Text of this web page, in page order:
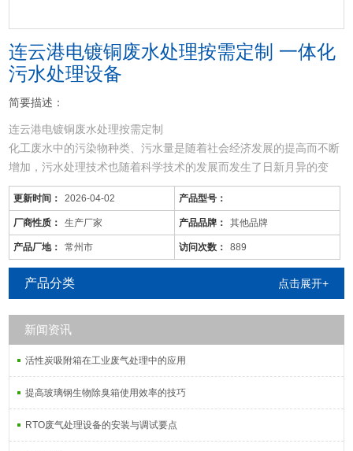
连云港电镀铜废水处理按需定制 一体化
污水处理设备
简要描述：
连云港电镀铜废水处理按需定制
化工废水中的污染物种类、污水量是随着社会经济发展的提高而不断
增加，污水处理技术也随着科学技术的发展而发生了日新月异的变
化，同时，旧的污水处理技术也不断被革新和发展着。尤其现在的化
工废水中的污染物是多种多样的，往往用一种工艺是不能将废水中所
有的污染物去除殆尽的。用物化工艺将化工废水处理到排放标准难度
很大，而且运行成本较高；化工废水含较多的难降解有机物，可生化
性差，而且
更新时间： 2026-04-02 产品型号：
厂商性质： 生产厂家 产品品牌： 其他品牌
产品厂地： 常州市 访问次数： 889
产品分类 点击展开+
新闻资讯
活性炭吸附箱在工业废气处理中的应用
提高玻璃钢生物除臭箱使用效率的技巧
RTO废气处理设备的安装与调试要点